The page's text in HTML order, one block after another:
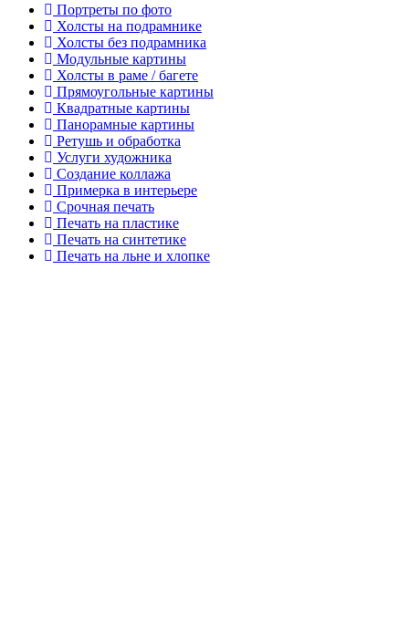
Портреты по фото
Холсты на подрамнике
Холсты без подрамника
Модульные картины
Холсты в раме / багете
Прямоугольные картины
Квадратные картины
Панорамные картины
Ретушь и обработка
Услуги художника
Создание коллажа
Примерка в интерьере
Срочная печать
Печать на пластике
Печать на синтетике
Печать на льне и хлопке